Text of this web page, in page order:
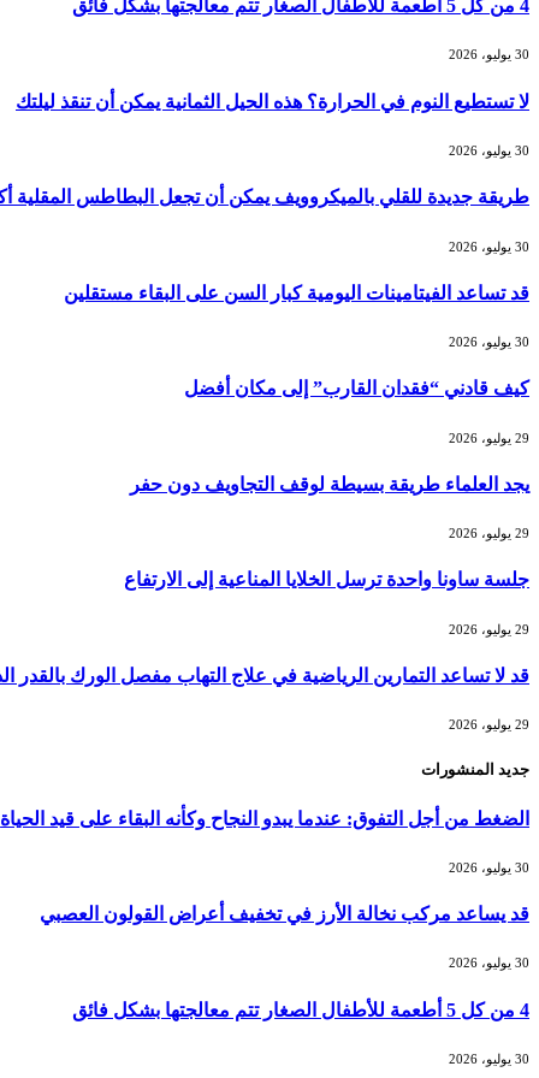
4 من كل 5 أطعمة للأطفال الصغار تتم معالجتها بشكل فائق
30 يوليو، 2026
لا تستطيع النوم في الحرارة؟ هذه الحيل الثمانية يمكن أن تنقذ ليلتك
30 يوليو، 2026
طريقة جديدة للقلي بالميكروويف يمكن أن تجعل البطاطس المقلية
30 يوليو، 2026
قد تساعد الفيتامينات اليومية كبار السن على البقاء مستقلين
30 يوليو، 2026
كيف قادني “فقدان القارب” إلى مكان أفضل
29 يوليو، 2026
يجد العلماء طريقة بسيطة لوقف التجاويف دون حفر
29 يوليو، 2026
جلسة ساونا واحدة ترسل الخلايا المناعية إلى الارتفاع
29 يوليو، 2026
قد لا تساعد التمارين الرياضية في علاج التهاب مفصل الورك بالقدر
29 يوليو، 2026
جديد المنشورات
الضغط من أجل التفوق: عندما يبدو النجاح وكأنه البقاء على قيد الحياة
30 يوليو، 2026
قد يساعد مركب نخالة الأرز في تخفيف أعراض القولون العصبي
30 يوليو، 2026
4 من كل 5 أطعمة للأطفال الصغار تتم معالجتها بشكل فائق
30 يوليو، 2026